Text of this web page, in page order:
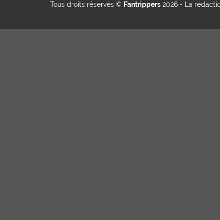
Tous droits réservés © Fantrippers 2026 - La